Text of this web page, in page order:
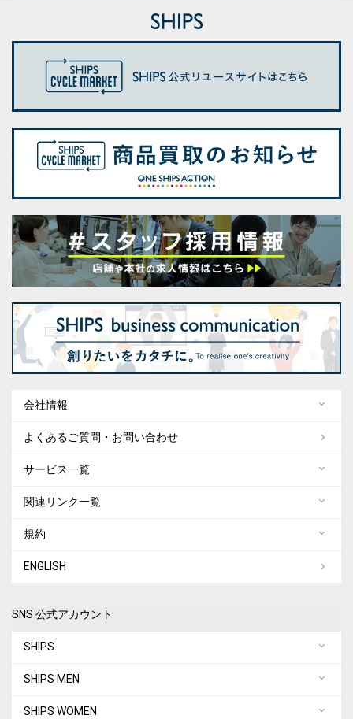
会社情報
よくあるご質問・お問い合わせ
サービス一覧
関連リンク一覧
規約
ENGLISH
SNS 公式アカウント
SHIPS
SHIPS MEN
SHIPS WOMEN